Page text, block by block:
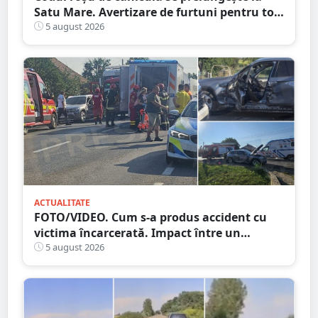
Satu Mare. Avertizare de furtuni pentru tot
județul
5 august 2026
ACTUALITATE
FOTO/VIDEO. Cum s-a produs accident cu
victima încarcerată. Impact între un
camion și o mașină, pe DN19
5 august 2026